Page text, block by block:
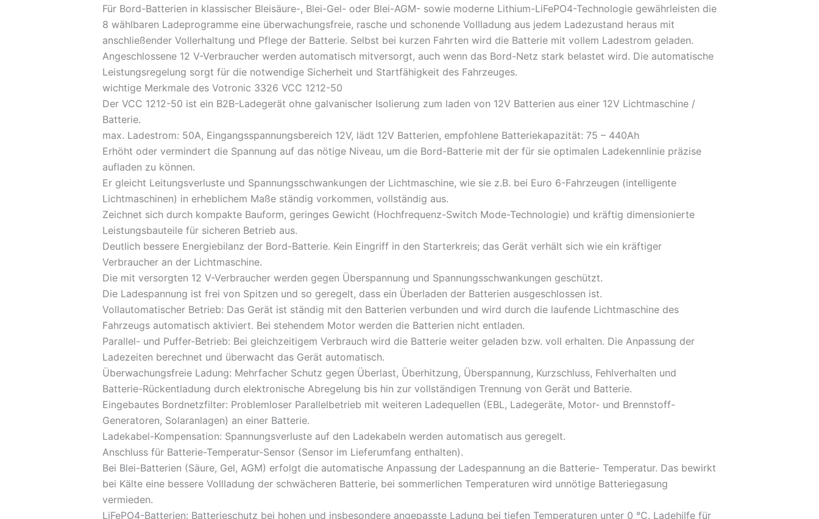
Für Bord-Batterien in klassischer Bleisäure-, Blei-Gel- oder Blei-AGM- sowie moderne Lithium-LiFePO4-Technologie gewährleisten die
8 wählbaren Ladeprogramme eine überwachungsfreie, rasche und schonende Vollladung aus jedem Ladezustand heraus mit
anschließender Vollerhaltung und Pflege der Batterie. Selbst bei kurzen Fahrten wird die Batterie mit vollem Ladestrom geladen.
Angeschlossene 12 V-Verbraucher werden automatisch mitversorgt, auch wenn das Bord-Netz stark belastet wird. Die automatische
Leistungsregelung sorgt für die notwendige Sicherheit und Startfähigkeit des Fahrzeuges.
wichtige Merkmale des Votronic 3326 VCC 1212-50
Der VCC 1212-50 ist ein B2B-Ladegerät ohne galvanischer Isolierung zum laden von 12V Batterien aus einer 12V Lichtmaschine /
Batterie.
max. Ladestrom: 50A, Eingangsspannungsbereich 12V, lädt 12V Batterien, empfohlene Batteriekapazität: 75 – 440Ah
Erhöht oder vermindert die Spannung auf das nötige Niveau, um die Bord-Batterie mit der für sie optimalen Ladekennlinie präzise
aufladen zu können.
Er gleicht Leitungsverluste und Spannungsschwankungen der Lichtmaschine, wie sie z.B. bei Euro 6-Fahrzeugen (intelligente
Lichtmaschinen) in erheblichem Maße ständig vorkommen, vollständig aus.
Zeichnet sich durch kompakte Bauform, geringes Gewicht (Hochfrequenz-Switch Mode-Technologie) und kräftig dimensionierte
Leistungsbauteile für sicheren Betrieb aus.
Deutlich bessere Energiebilanz der Bord-Batterie. Kein Eingriff in den Starterkreis; das Gerät verhält sich wie ein kräftiger
Verbraucher an der Lichtmaschine.
Die mit versorgten 12 V-Verbraucher werden gegen Überspannung und Spannungsschwankungen geschützt.
Die Ladespannung ist frei von Spitzen und so geregelt, dass ein Überladen der Batterien ausgeschlossen ist.
Vollautomatischer Betrieb: Das Gerät ist ständig mit den Batterien verbunden und wird durch die laufende Lichtmaschine des
Fahrzeugs automatisch aktiviert. Bei stehendem Motor werden die Batterien nicht entladen.
Parallel- und Puffer-Betrieb: Bei gleichzeitigem Verbrauch wird die Batterie weiter geladen bzw. voll erhalten. Die Anpassung der
Ladezeiten berechnet und überwacht das Gerät automatisch.
Überwachungsfreie Ladung: Mehrfacher Schutz gegen Überlast, Überhitzung, Überspannung, Kurzschluss, Fehlverhalten und
Batterie-Rückentladung durch elektronische Abregelung bis hin zur vollständigen Trennung von Gerät und Batterie.
Eingebautes Bordnetzfilter: Problemloser Parallelbetrieb mit weiteren Ladequellen (EBL, Ladegeräte, Motor- und Brennstoff-
Generatoren, Solaranlagen) an einer Batterie.
Ladekabel-Kompensation: Spannungsverluste auf den Ladekabeln werden automatisch aus geregelt.
Anschluss für Batterie-Temperatur-Sensor (Sensor im Lieferumfang enthalten).
Bei Blei-Batterien (Säure, Gel, AGM) erfolgt die automatische Anpassung der Ladespannung an die Batterie- Temperatur. Das bewirkt
bei Kälte eine bessere Vollladung der schwächeren Batterie, bei sommerlichen Temperaturen wird unnötige Batteriegasung
vermieden.
LiFePO4-Batterien: Batterieschutz bei hohen und insbesondere angepasste Ladung bei tiefen Temperaturen unter 0 °C. Ladehilfe für